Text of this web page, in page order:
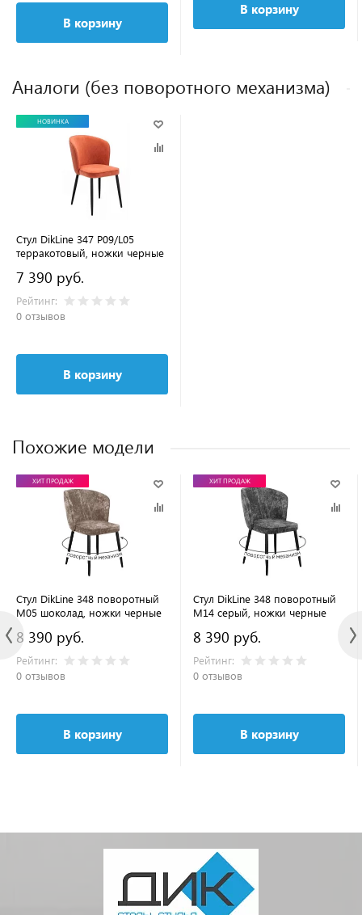
В корзину
В корзину
Аналоги (без поворотного механизма)
НОВИНКА
Стул DikLine 347 P09/L05
терракотовый, ножки черные
7 390 руб.
Рейтинг:
0 отзывов
В корзину
Похожие модели
ХИТ ПРОДАЖ
Стул DikLine 348 поворотный
M05 шоколад, ножки черные
8 390 руб.
Рейтинг:
0 отзывов
В корзину
ХИТ ПРОДАЖ
Стул DikLine 348 поворотный
M14 серый, ножки черные
8 390 руб.
Рейтинг:
0 отзывов
В корзину